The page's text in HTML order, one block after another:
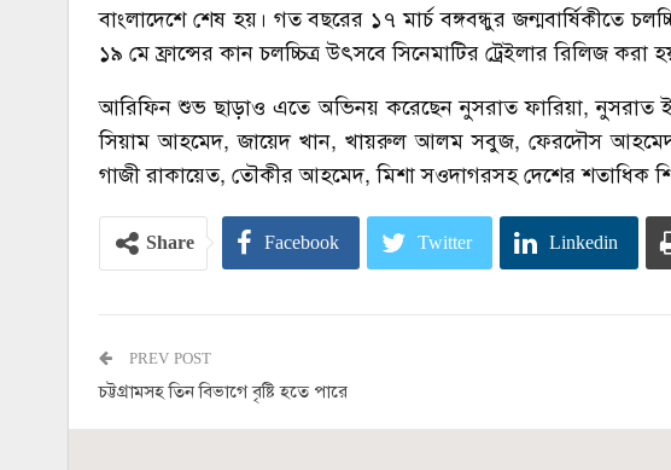
বাংলাদেশে শেষ হয়। গত বছরের ১৭ মার্চ বঙ্গবন্ধুর জন্মবার্ষিকীতে
১৯ মে ফ্রান্সের কান চলচ্চিত্র উৎসবে সিনেমাটির ট্রেইলার রিলিজ করা
আরিফিন শুভ ছাড়াও এতে অভিনয় করেছেন নুসরাত ফারিয়া, নুসরাত
সিয়াম আহমেদ, জায়েদ খান, খায়রুল আলম সবুজ, ফেরদৌস আহমেদ,
গাজী রাকায়েত, তৌকীর আহমেদ, মিশা সওদাগরসহ দেশের শতাধিক
Share Facebook Twitter Linkedin
PREV POST
চট্টগ্রামসহ তিন বিভাগে বৃষ্টি হতে পারে